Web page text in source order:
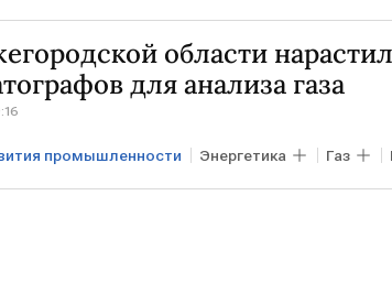
область ГЕРМАНИЯ ИТАЛИЯ Антон
области
для анализа газа
промышленности Энергетика Газ
область Газпром Лукойл